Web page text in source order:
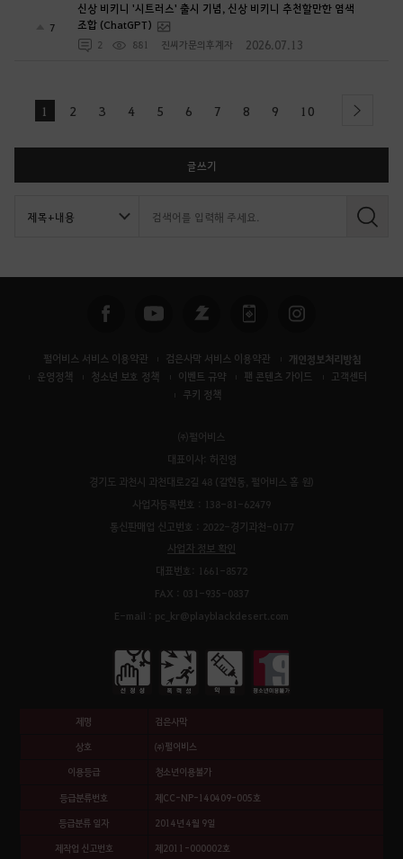
7
신상 비키니 '시트러스' 출시 기념, 신상 비키니 추천할만한 염색
조합 (ChatGPT)
2 881 진씨가문의후계자 2026.07.13
1 2 3 4 5 6 7 8 9 10 next
글쓰기
검
펄어비스 서비스 이용약관 검은사막 서비스 이용약관 개인정보처리방침
운영정책 청소년 보호 정책 이벤트 규약 팬 콘텐츠 가이드
고객센터
쿠키 정책
㈜펄어비스
대표이사: 허진영
경기도 과천시 과천대로2길 48 (갈현동, 펄어비스 홈 원)
사업자등록번호 : 138-81-62479
통신판매업 신고번호 : 2022-경기과천-0177
사업자 정보 확인
대표번호: 1661-8572
FAX : 031-935-0837
E-mail : pc_kr@playblackdesert.com
제명 검은사막
상호 ㈜펄어비스
이용등급 청소년이용불가
등급분류번호 제CC-NP-140409-005호
등급분류 일자 2014년 4월 9일
제작업 신고번호 제2011-000002호